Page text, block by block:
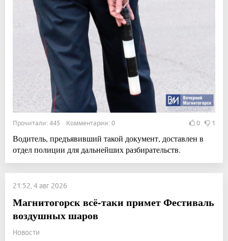
Прочитали: 445 Комментарии: 0 0 1
Водитель, предъявивший такой документ, доставлен в
отдел полиции для дальнейших разбирательств.
21:52, 4 авг 2026
Магнитогорск всё-таки примет Фестиваль
воздушных шаров
Новости